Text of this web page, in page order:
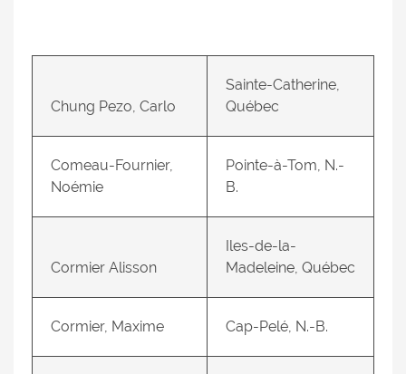
Chung Pezo, Carlo
Sainte-Catherine,
Québec
Comeau-Fournier,
Noémie
Pointe-à-Tom, N.-
B.
Cormier Alisson
Iles-de-la-
Madeleine, Québec
Cormier, Maxime Cap-Pelé, N.-B.